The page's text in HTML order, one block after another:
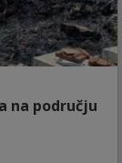
na području